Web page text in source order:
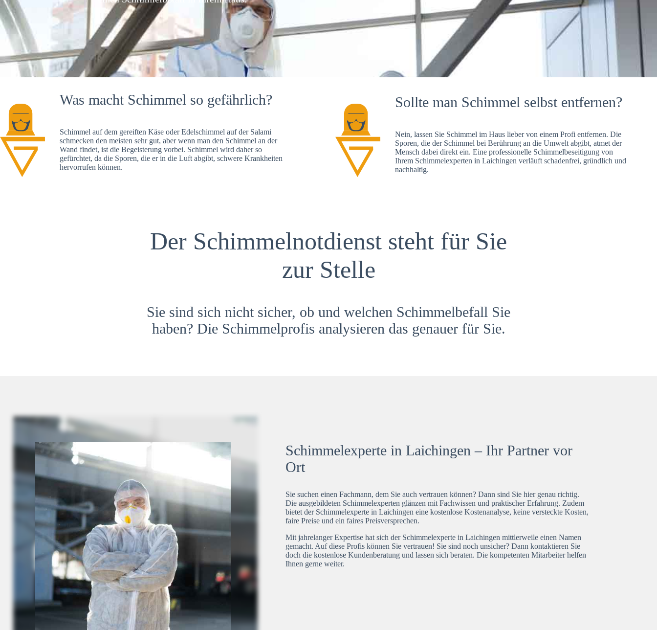
Was macht Schimmel so gefährlich?
Schimmel auf dem gereiften Käse oder Edelschimmel auf der Salami
schmecken den meisten sehr gut, aber wenn man den Schimmel an der
Wand findet, ist die Begeisterung vorbei. Schimmel wird daher so
gefürchtet, da die Sporen, die er in die Luft abgibt, schwere Krankheiten
hervorrufen können.
Sollte man Schimmel selbst entfernen?
Nein, lassen Sie Schimmel im Haus lieber von einem Profi entfernen. Die
Sporen, die der Schimmel bei Berührung an die Umwelt abgibt, atmet der
Mensch dabei direkt ein. Eine professionelle Schimmelbeseitigung von
Ihrem Schimmelexperten in Laichingen verläuft schadenfrei, gründlich und
nachhaltig.
Der Schimmelnotdienst steht für Sie
zur Stelle
Sie sind sich nicht sicher, ob und welchen Schimmelbefall Sie
haben? Die Schimmelprofis analysieren das genauer für Sie.
Schimmelexperte in Laichingen – Ihr Partner vor
Ort
Sie suchen einen Fachmann, dem Sie auch vertrauen können? Dann sind Sie hier genau richtig.
Die ausgebildeten Schimmelexperten glänzen mit Fachwissen und praktischer Erfahrung. Zudem
bietet der Schimmelexperte in Laichingen eine kostenlose Kostenanalyse, keine versteckte Kosten,
faire Preise und ein faires Preisversprechen.
Mit jahrelanger Expertise hat sich der Schimmelexperte in Laichingen mittlerweile einen Namen
gemacht. Auf diese Profis können Sie vertrauen! Sie sind noch unsicher? Dann kontaktieren Sie
doch die kostenlose Kundenberatung und lassen sich beraten. Die kompetenten Mitarbeiter helfen
Ihnen gerne weiter.